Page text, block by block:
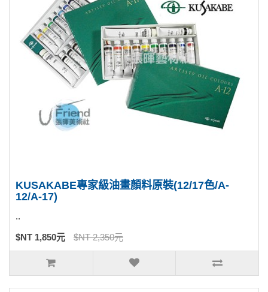
KUSAKABE專家級油畫顏料原裝(12/17色/A-
12/A-17)
..
$NT 1,850元 $NT 2,350元